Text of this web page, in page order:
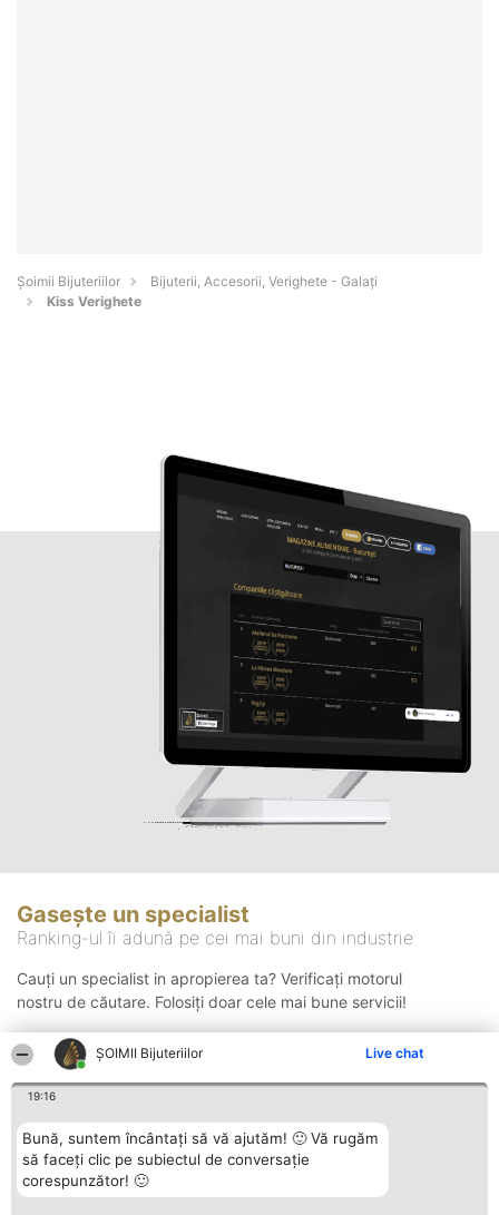
ŞOIMII Bijuteriilor Live chat
19:16
Bună, suntem încântați să vă ajutăm! 🙂 Vă rugăm
să faceți clic pe subiectul de conversație
corespunzător! 🙂
Şoimii Bijuteriilor
Bijuterii, Accesorii, Verighete - Galaţi
Kiss Verighete
Gasește un specialist
Ranking-ul îi adună pe cei mai buni din industrie
Cauți un specialist in apropierea ta? Verificați motorul
nostru de căutare. Folosiți doar cele mai bune servicii!